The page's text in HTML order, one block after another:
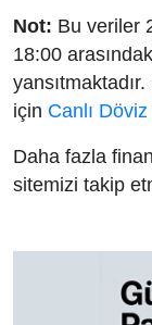
Not: Bu veriler
18:00
için Canlı Döviz
Daha fazla
sitemizi takip